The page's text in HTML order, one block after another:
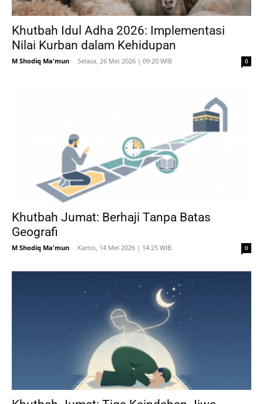
Khutbah Idul Adha 2026: Implementasi
Nilai Kurban dalam Kehidupan
M Shodiq Ma'mun - Selasa, 26 Mei 2026 | 09:20 WIB 0
Khutbah Jumat: Berhaji Tanpa Batas
Geografi
M Shodiq Ma'mun - Kamis, 14 Mei 2026 | 14:25 WIB 0